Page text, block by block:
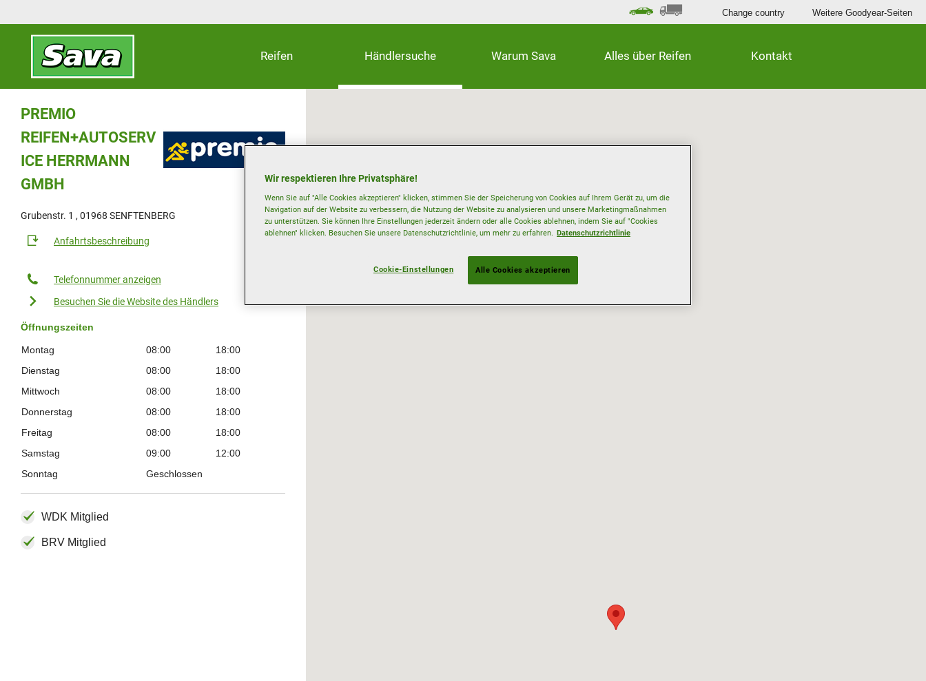
Reifen Händlersuche Warum Sava Alles über Reifen Kontakt
Change country Weitere Goodyear-Seiten
PREMIO
REIFEN+AUTOSERV
ICE HERRMANN
GMBH
Grubenstr. 1 , 01968 SENFTENBERG
Anfahrtsbeschreibung
Telefonnummer anzeigen
Besuchen Sie die Website des Händlers
Öffnungszeiten
Montag 08:00
18:00
Dienstag
08:00
18:00
Mittwoch
08:00
18:00
Donnerstag
08:00
18:00
Freitag
08:00
18:00
Samstag
09:00
12:00
Sonntag
Geschlossen
WDK Mitglied
BRV Mitglied
Wir respektieren Ihre Privatsphäre!
Wenn Sie auf "Alle Cookies akzeptieren" klicken, stimmen Sie der Speicherung von Cookies auf Ihrem Gerät zu, um die
Navigation auf der Website zu verbessern, die Nutzung der Website zu analysieren und unsere Marketingmaßnahmen
zu unterstützen. Sie können Ihre Einstellungen jederzeit ändern oder alle Cookies ablehnen, indem Sie auf "Cookies
ablehnen" klicken. Besuchen Sie unsere Datenschutzrichtlinie, um mehr zu erfahren. Datenschutzrichtlinie
Cookie-Einstellungen Alle Cookies akzeptieren